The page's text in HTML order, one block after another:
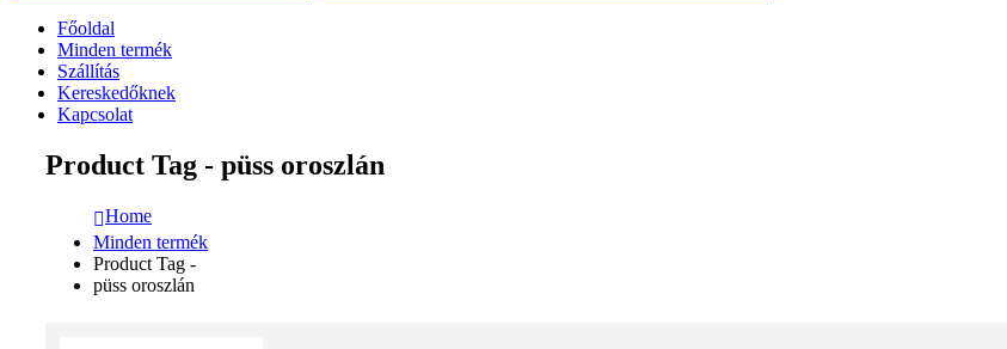
Főoldal
Minden termék
Szállítás
Kereskedőknek
Kapcsolat
Product Tag - püss oroszlán
Home
Minden termék
Product Tag -
püss oroszlán